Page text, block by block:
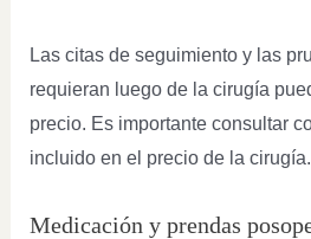
Las citas de seguimiento y las
requieran luego de la cirugía
precio. Es importante consultar
incluido en el precio de la cirugía.
Medicación y prendas